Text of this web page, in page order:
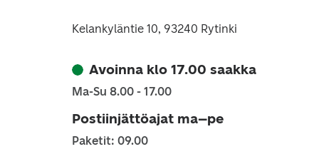
Kelankyläntie 10, 93240 Rytinki
Avoinna klo 17.00 saakka
Ma-Su 8.00 - 17.00
Postiinjättöajat ma–pe
Paketit: 09.00